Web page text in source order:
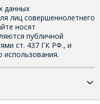
данных
лиц совершеннолетнего
носят
публичной
ст. 437 ГК РФ., и
использования.